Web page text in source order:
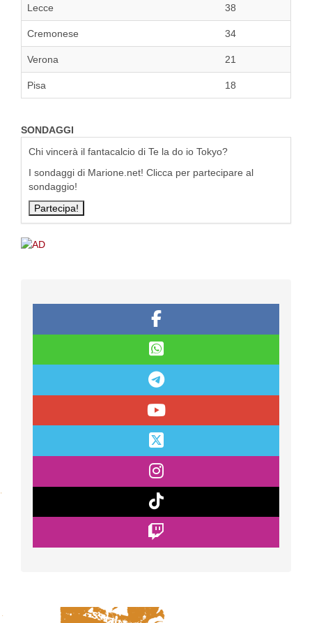
Lecce 38
Cremonese 34
Verona 21
Pisa 18
SONDAGGI
Chi vincerà il fantacalcio di Te la do io Tokyo?
I sondaggi di Marione.net! Clicca per partecipare al
sondaggio!